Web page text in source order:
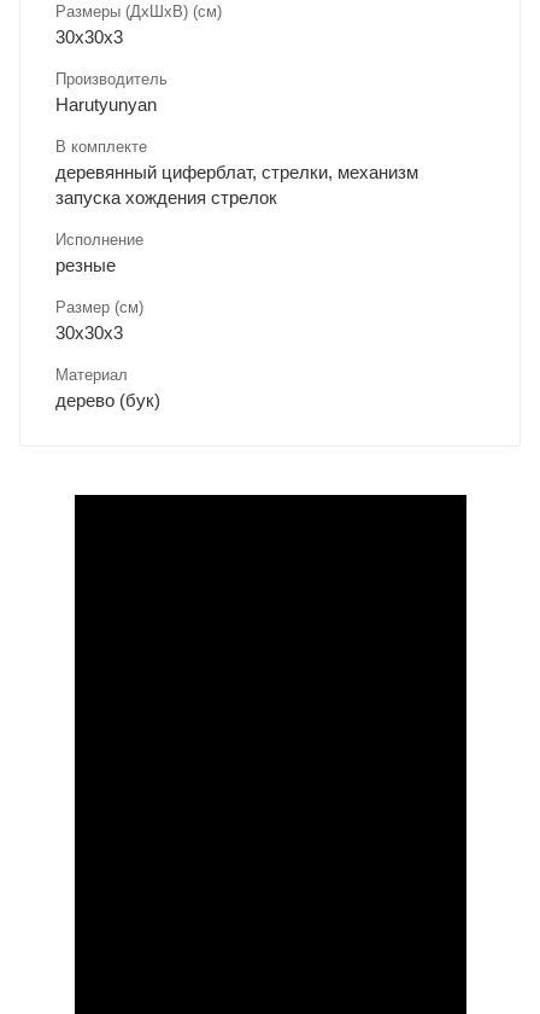
Размеры (ДxШxВ) (см)
30х30х3
Производитель
Harutyunyan
В комплекте
деревянный циферблат, стрелки, механизм
запуска хождения стрелок
Исполнение
резные
Размер (см)
30х30х3
Материал
дерево (бук)